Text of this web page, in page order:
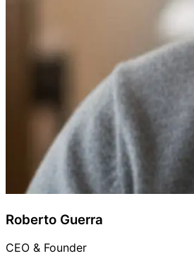
Roberto Guerra
CEO & Founder